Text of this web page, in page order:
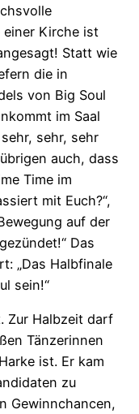
einer Kirche ist
Statt wie
die in
von Big Soul
im Saal
sehr, sehr
auch, dass
Time im
mit Euch?“,
auf der
Das
„Das Halbfinale
sein!“
Zur Halbzeit darf
Tänzerinnen
ist. Er kam
zu
Gewinnchancen,